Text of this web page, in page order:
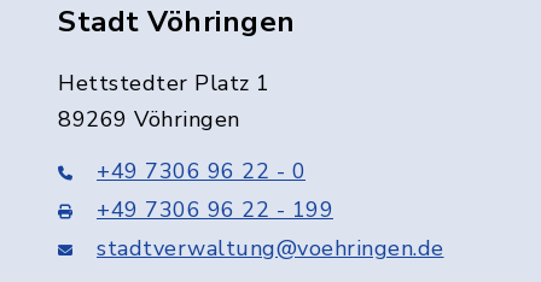
Stadt Vöhringen
Hettstedter Platz 1
89269 Vöhringen
+49 7306 96 22 - 0
+49 7306 96 22 - 199
stadtverwaltung@voehringen.de